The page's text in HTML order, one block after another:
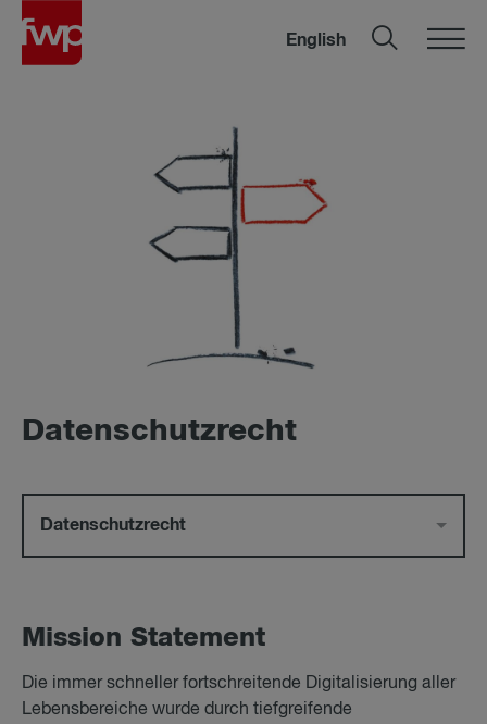
English
Datenschutzrecht
Mis­si­on State­ment
Die immer schneller fortschreitende Digitalisierung aller
Lebensbereiche wurde durch tiefgreifende
Datenschutzrecht